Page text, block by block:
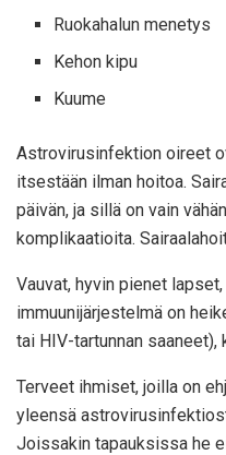
Ruokahalun menetys
Kehon kipu
Kuume
Astrovirusinfektion oireet
itsestään ilman hoitoa.
päivän, ja sillä on vain
komplikaatioita.
Vauvat, hyvin pienet
immuunijärjestelmä on
tai HIV-tartunnan
Terveet ihmiset, joilla on
yleensä
Joissakin tapauksissa he